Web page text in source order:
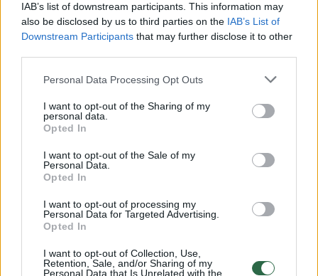
IAB’s list of downstream participants. This information may
also be disclosed by us to third parties on the IAB’s List of
Downstream Participants that may further disclose it to other
Personal Data Processing Opt Outs
I want to opt-out of the Sharing of my
personal data.
Opted In
I want to opt-out of the Sale of my
Personal Data.
Opted In
I want to opt-out of processing my
Personal Data for Targeted Advertising.
Opted In
I want to opt-out of Collection, Use,
Retention, Sale, and/or Sharing of my
Personal Data that Is Unrelated with the
Raginčiau nepamiršti palepinti odos
drėkinamosiomis, atkuriamosiomis veido
priemones su raminamosiomis medžiagomis,
pavyzdžiui, pantenoliu, alantoinu ar ramunėlių
ekstraktu. Reguliarus veido dulksnos ar
terminio vandens naudojimas padės
atgaivinti odą dienos metu ir sumažins jos
vaistininkė.
Camelia vaistininkė
atopinis dermatitas